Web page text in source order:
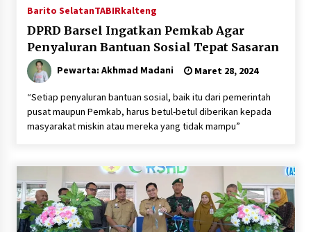
Barito SelatanTABIRkalteng
DPRD Barsel Ingatkan Pemkab Agar
Penyaluran Bantuan Sosial Tepat Sasaran
Pewarta: Akhmad Madani Maret 28, 2024
“Setiap penyaluran bantuan sosial, baik itu dari pemerintah
pusat maupun Pemkab, harus betul-betul diberikan kepada
masyarakat miskin atau mereka yang tidak mampu”